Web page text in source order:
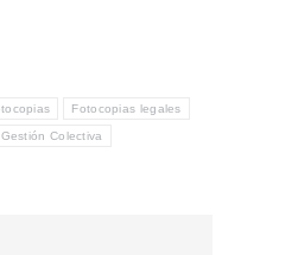
Fotocopias legales
Colectiva